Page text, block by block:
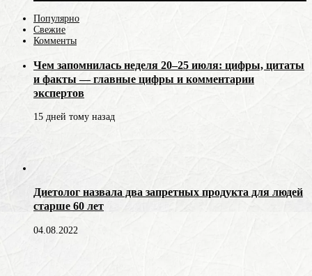
Популярно
Свежие
Комменты
Чем запомнилась неделя 20–25 июля: цифры, цитаты
и факты — главные цифры и комментарии
экспертов
15 дней тому назад
Диетолог назвала два запретных продукта для людей
старше 60 лет
04.08.2022